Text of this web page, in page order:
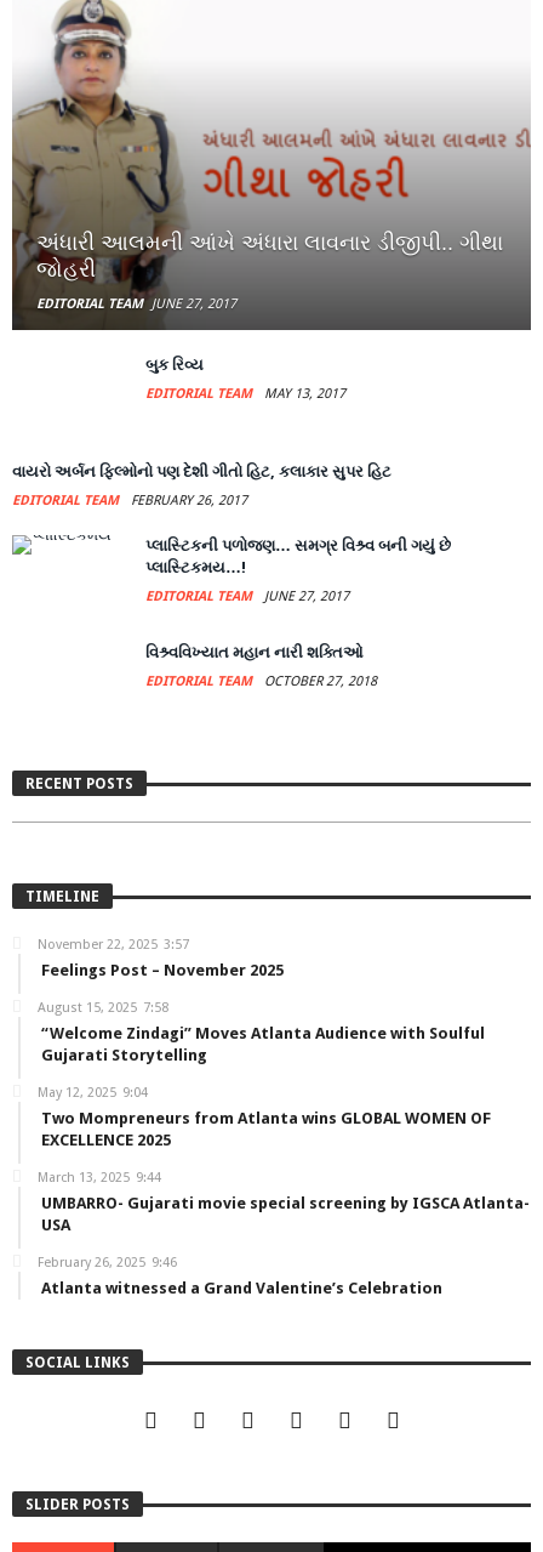
અંધારી આલમની આંખે અંધારા લાવનાર ડીજીપી.. ગીથા
જોહરી
EDITORIAL TEAM JUNE 27, 2017
બુક રિવ્ય
EDITORIAL TEAM MAY 13, 2017
વાયરો અર્બન ફિલ્મોનો પણ દેશી ગીતો હિટ, કલાકાર સુપર હિટ
EDITORIAL TEAM FEBRUARY 26, 2017
પ્લાસ્ટિકની પળોજણ… સમગ્ર વિશ્ર્વ બની ગયું છે
પ્લાસ્ટિકમય…!
EDITORIAL TEAM JUNE 27, 2017
વિશ્ર્વવિખ્યાત મહાન નારી શક્તિઓ
EDITORIAL TEAM OCTOBER 27, 2018
RECENT POSTS
EDITORIAL TEAM
TIMELINE
November 22, 2025 3:57
Feelings Post – November 2025
August 15, 2025 7:58
“Welcome Zindagi” Moves Atlanta Audience with Soulful
Gujarati Storytelling
May 12, 2025 9:04
Two Mompreneurs from Atlanta wins GLOBAL WOMEN OF
EXCELLENCE 2025
March 13, 2025 9:44
UMBARRO- Gujarati movie special screening by IGSCA Atlanta-
USA
February 26, 2025 9:46
Atlanta witnessed a Grand Valentine’s Celebration
SOCIAL LINKS
SLIDER POSTS
EDITORIAL TEAM